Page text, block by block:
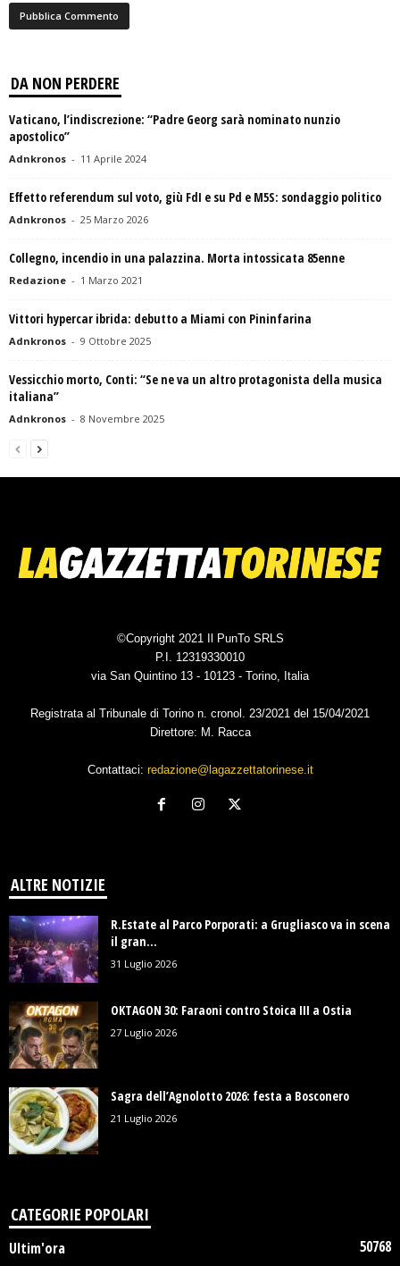
DA NON PERDERE
Vaticano, l’indiscrezione: “Padre Georg sarà nominato nunzio
apostolico”
Adnkronos - 11 Aprile 2024
Effetto referendum sul voto, giù FdI e su Pd e M5S: sondaggio politico
Adnkronos - 25 Marzo 2026
Collegno, incendio in una palazzina. Morta intossicata 85enne
Redazione - 1 Marzo 2021
Vittori hypercar ibrida: debutto a Miami con Pininfarina
Adnkronos - 9 Ottobre 2025
Vessicchio morto, Conti: “Se ne va un altro protagonista della musica
italiana”
Adnkronos - 8 Novembre 2025
©Copyright 2021 Il PunTo SRLS
P.I. 12319330010
via San Quintino 13 - 10123 - Torino, Italia
Registrata al Tribunale di Torino n. cronol. 23/2021 del 15/04/2021
Direttore: M. Racca
Contattaci: redazione@lagazzettatorinese.it
ALTRE NOTIZIE
R.Estate al Parco Porporati: a Grugliasco va in scena
il gran...
31 Luglio 2026
OKTAGON 30: Faraoni contro Stoica III a Ostia
27 Luglio 2026
Sagra dell’Agnolotto 2026: festa a Bosconero
21 Luglio 2026
CATEGORIE POPOLARI
Ultim'ora
50768